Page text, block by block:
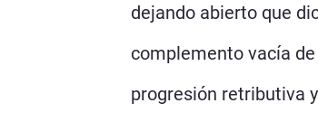
dejando abierto que
complemento vacía
progresión retributiva